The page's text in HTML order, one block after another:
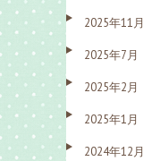
2025年11月
2025年7月
2025年2月
2025年1月
2024年12月